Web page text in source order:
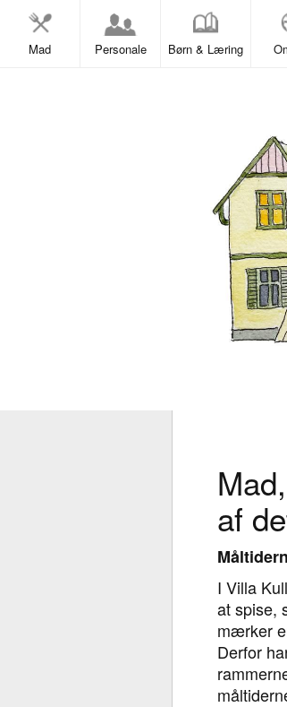
Mad Personale Børn & Læring
af
I Villa
at spise,
mærker
Derfor